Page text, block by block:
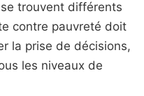
trouvent différents
contre pauvreté doit
la prise de décisions,
les niveaux de